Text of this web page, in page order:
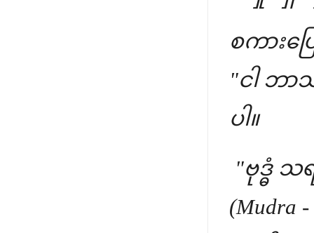
စကားပ
"ငါ ဘ
ပါ။
"ဗုဒ္ဓံ